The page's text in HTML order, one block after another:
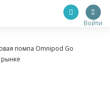
Войти
помпа Omnipod Go
рынке